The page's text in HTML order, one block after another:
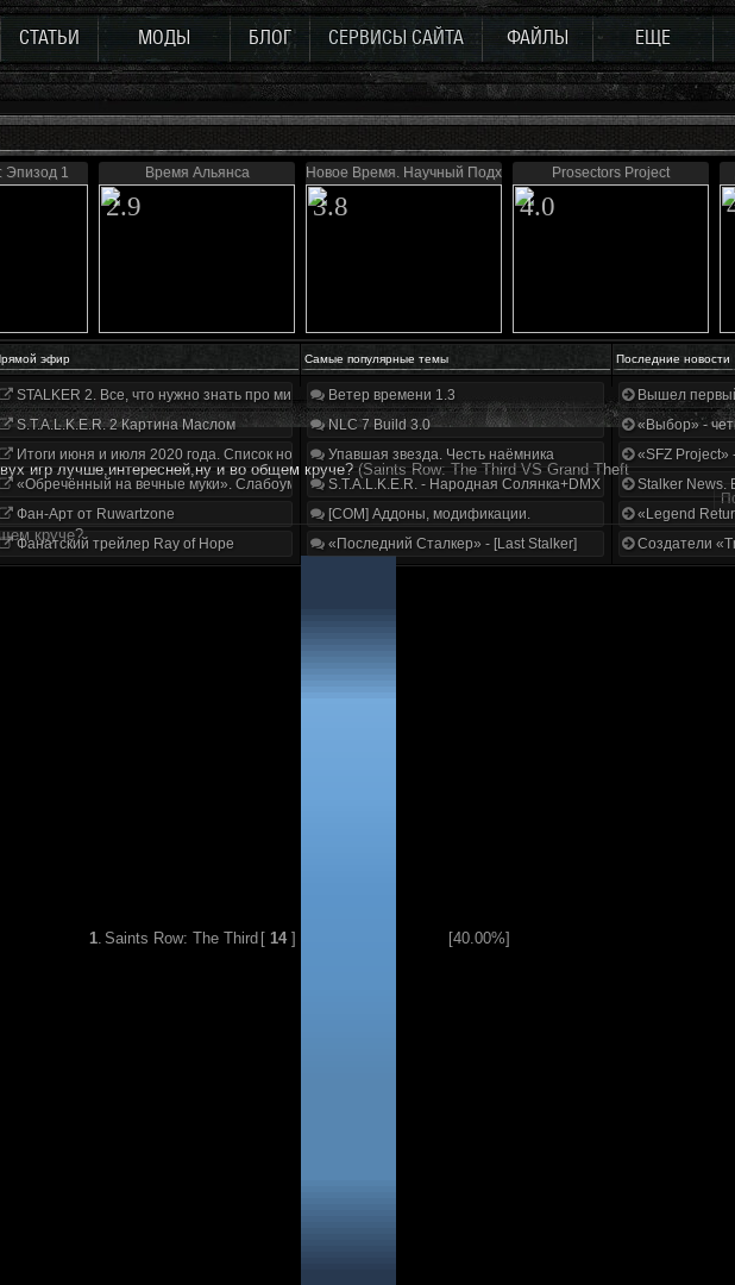
СТАТЬИ МОДЫ БЛОГ СЕРВИСЫ САЙТА ФАЙЛЫ ЕЩЕ
Эпизод 1 Время Альянса
2.9
Новое Время. Научный Подход
3.8
Prosectors Project
4.0
эфир Самые популярные темы Последние новости
STALKER 2. Все, что нужно знать про мир, геймплей и сюжет | Разбор трейлера
S.T.A.L.K.E.R. 2 Картина Маслом
Итоги июня и июля 2020 года. Список нововведений
«Обречённый на вечные муки». Слабоумие и отвага
Фан-Арт от Ruwartzone
Фанатский трейлер Ray of Hope
Ветер времени 1.3
NLC 7 Build 3.0
Упавшая звезда. Честь наёмника
S.T.A.L.K.E.R. - Народная Солянка+DMX 1.3.5.ООП.МА.К.
[COM] Аддоны, модификации.
«Последний Сталкер» - [Last Stalker]
Вышел первый
«Выбор» -
«SFZ Project»
Stalker News.
«Legend
Создатели
игр лучше,интересней,ну и во общем круче? (Saints Row: The Third VS Grand Theft
круче?
1. Saints Row: The Third [ 14] [40.00%]